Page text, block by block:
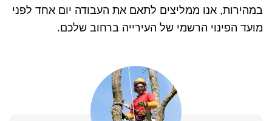
במהירות, אנו ממליצים לתאם את העבודה יום אחד לפני
מועד הפינוי הרשמי של העירייה ברחוב שלכם.